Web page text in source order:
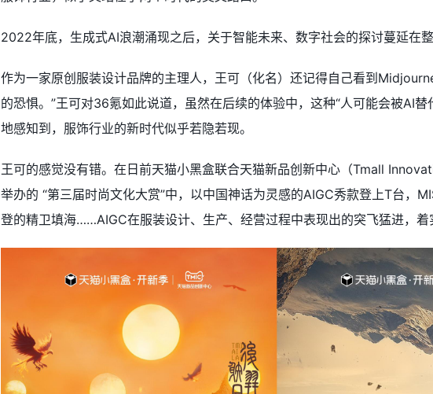
2022年底，生成式AI浪潮涌现之后，关于智能未来、数字社会的探讨蔓延在
作为一家原创服装设计品牌的主理人，王可（化名）还记得自己看到
的恐惧。”王可对36氪如此说道，虽然在后续的体验中，这种“人可能会被AI
地感知到，服饰行业的新时代似乎若隐若现。
王可的感觉没有错。在日前天猫小黑盒联合天猫新品创新中心（Tmall
举办的 “第三届时尚文化大赏”中，以中国神话为灵感的AIGC秀款登上T台，
登的精卫填海……AIGC在服装设计、生产、经营过程中表现出的突飞猛进，着